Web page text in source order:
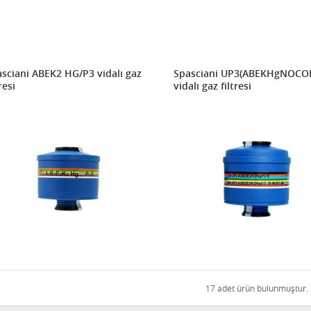
ABEK2 HG/P3 vidalı gaz
Spasciani
vidalı gaz filtresi
17 adet ürün bulunmuştur.